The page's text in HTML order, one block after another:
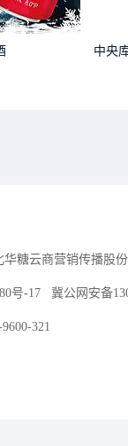
中央
华糖云商营销传播股
号-17 冀公网安备
321